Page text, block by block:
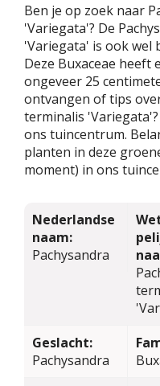
Ben je op zoek naar
'Variegata'? De
'Variegata' is ook wel
Deze Buxaceae heeft
ongeveer 25
ontvangen of tips
terminalis
ons tuincentrum.
planten in deze
moment) in ons
Nederlandse
naam:
Pachysandra
Geslacht:
Pachysandra